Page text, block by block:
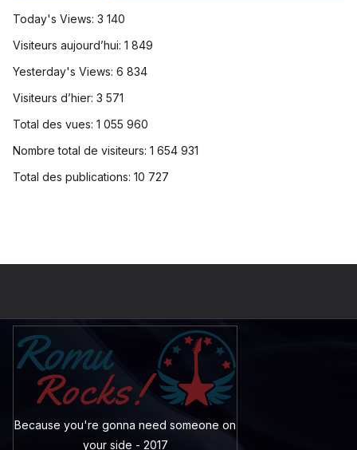
Today's Views: 3 140
Visiteurs aujourd’hui: 1 849
Yesterday's Views: 6 834
Visiteurs d’hier: 3 571
Total des vues: 1 055 960
Nombre total de visiteurs: 1 654 931
Total des publications: 10 727
Because you're gonna need someone on
your side - 2017